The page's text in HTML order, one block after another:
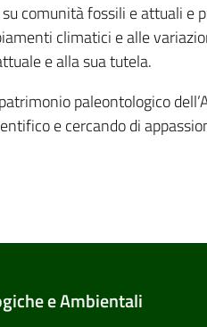
comunità fossili e attuali
climatici e alle
e alla sua tutela.
paleontologico
e cercando di
e Ambientali